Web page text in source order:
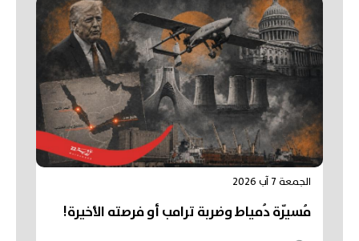
الجمعة 7 آب 2026
مُسيّرة دُمياط وضربة ترامب أو فرصته الأخيرة!